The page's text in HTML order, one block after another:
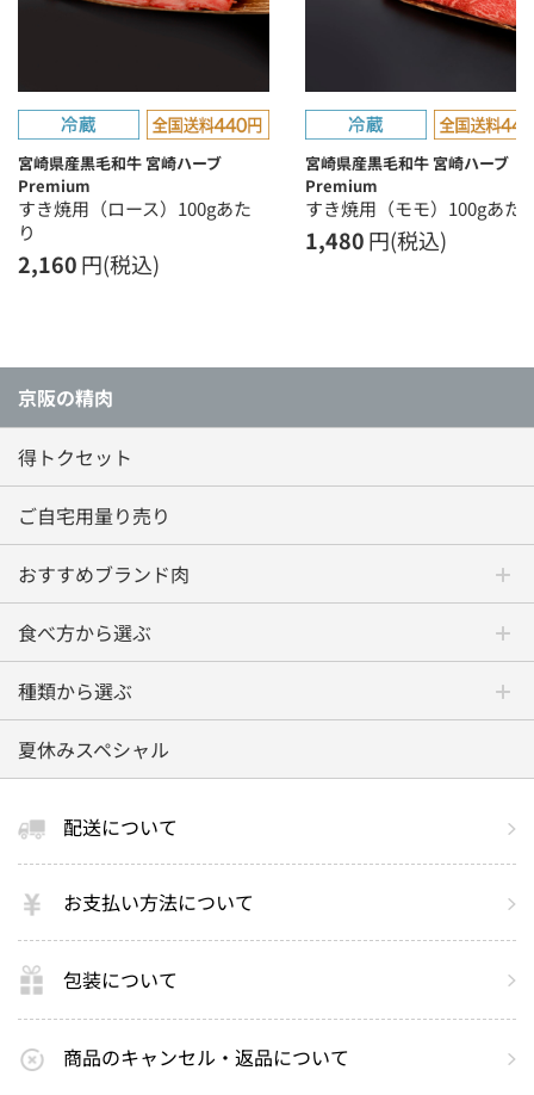
宮崎県産黒毛和牛 宮崎ハーブ
Premium
すき焼用（ロース）100gあた
り
2,160円(税込)
宮崎県産黒毛和牛 宮崎ハーブ
Premium
すき焼用（モモ）100gあた
1,480円(税込)
京阪の精肉
得トクセット
ご自宅用量り売り
おすすめブランド肉
食べ方から選ぶ
種類から選ぶ
夏休みスペシャル
配送について
お支払い方法について
包装について
商品のキャンセル・返品について